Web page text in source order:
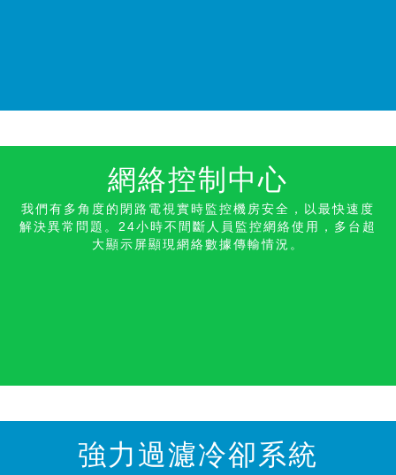
網絡控制中心
我們有多角度的閉路電視實時監控機房安全，以最快速度
解決異常問題。24小時不間斷人員監控網絡使用，多台超
大顯示屏顯現網絡數據傳輸情況。
強力過濾冷卻系統